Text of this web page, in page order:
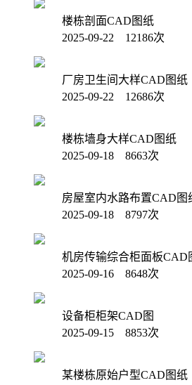
楼栋剖面CAD图纸
2025-09-22 12186次
厂房卫生间大样CAD图纸
2025-09-22 12686次
楼栋墙身大样CAD图纸
2025-09-18 8663次
房屋室内水路布置CAD图
2025-09-18 8797次
机房传输综合柜面板CAD
2025-09-16 8648次
设备柜柜架CAD图
2025-09-15 8853次
某楼栋原始户型CAD图纸